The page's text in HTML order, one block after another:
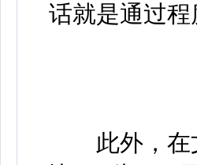
话就是通过程
此外，在文